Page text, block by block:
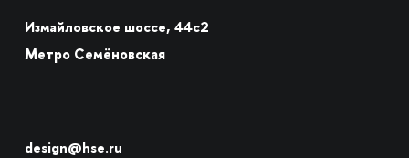
Измайловское шоссе, 44с2
Метро Семёновская
design@hse.ru